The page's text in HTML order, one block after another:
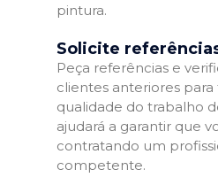
pintura.
Solicite
Peça referências e
clientes anteriores
qualidade do trabalho
ajudará a garantir que
contratando um
competente.